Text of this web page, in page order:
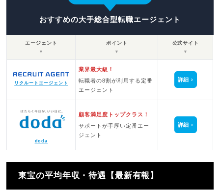
おすすめの大手総合型転職エージェント
エージェント
▼
ポイント
▼
公式サイト
▼
リクルートエージェント
業界最大級！
転職者の8割が利用する定番
エージェント
詳細
doda
顧客満足度トップクラス！
サポートが手厚い定番エー
ジェント
詳細
東宝の平均年収・待遇【最新有報】